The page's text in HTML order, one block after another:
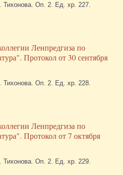
Оп. 2. Ед. хр. 227.
Ленпредгиза по
Протокол от 30 сентября
Оп. 2. Ед. хр. 228.
Ленпредгиза по
Протокол от 7 октября
Оп. 2. Ед. хр. 229.